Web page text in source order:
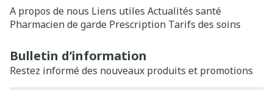
A propos de nous Liens utiles Actualités santé
Pharmacien de garde Prescription Tarifs des soins
Bulletin d’information
Restez informé des nouveaux produits et promotions